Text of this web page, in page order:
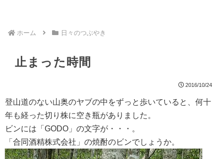
ホーム 日々のつぶやき
止まった時間
2016/10/24
登山道のない山奥のヤブの中をずっと歩いていると、何十
年も経った切り株に空き瓶がありました。
ビンには「GODO」の文字が・・・。
「合同酒精株式会社」の焼酎のビンでしょうか。